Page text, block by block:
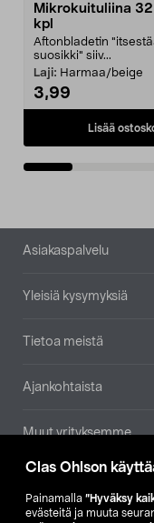
Clas Ohlson
Painamalla ”Hyväksy
evästeitä ja muuta
Mikrokuituliina 32
kpl
Aftonbladetin
suosikki" siiv...
Laji: Harmaa/beige
3,99
Lisää
Alatunniste
Asiakaspalvelu
Yleisiä kysymyksiä
Tietoa meistä
Ajankohtaista
Muut yrityksemme